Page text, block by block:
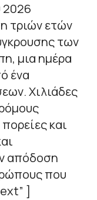
2026
τριών ετών
των
μια ημέρα
ένα
Χιλιάδες
και
απόδοση
που
]